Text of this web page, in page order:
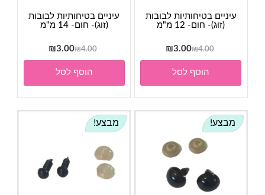
עיניים בטיחותיות לבובות
(זוג)- חום- 12 מ"מ
₪4.00
המחיר
המקורי
היה:
₪4.00.
₪3.00
הנוכחי
₪3.00.
הוסף לסל
עיניים בטיחותיות לבובות
(זוג)- חום- 14 מ"מ
₪4.00
המחיר
המקורי
היה:
₪4.00.
₪3.00
המחיר
הנוכחי
₪3.00.
הוסף לסל
מבצע! מבצע!